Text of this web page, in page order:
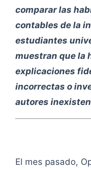
comparar las
contables de la
estudiantes
muestran que la
explicaciones
incorrectas o
autores
El mes pasado,